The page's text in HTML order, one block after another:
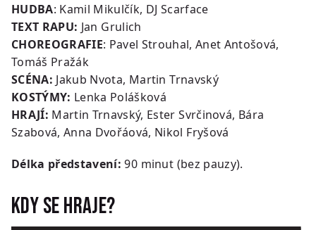
HUDBA: Kamil Mikulčík, DJ Scarface
TEXT RAPU: Jan Grulich
CHOREOGRAFIE: Pavel Strouhal, Anet Antošová,
Tomáš Pražák
SCÉNA: Jakub Nvota, Martin Trnavský
KOSTÝMY: Lenka Polášková
HRAJÍ: Martin Trnavský, Ester Svrčinová, Bára
Szabová, Anna Dvořáová, Nikol Fryšová
Délka představení: 90 minut (bez pauzy).
Kdy se hraje?